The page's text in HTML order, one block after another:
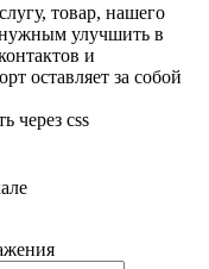
товар, нашего
нужным улучшить в
и
оставляет за собой
через css